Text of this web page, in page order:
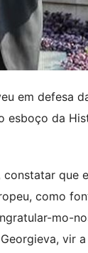
em defesa
da
que
como
mo-
vir